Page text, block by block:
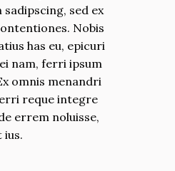
sadipscing, sed ex
Nobis
has eu, epicuri
nam, ferri ipsum
omnis menandri
reque integre
errem noluisse,
ius.